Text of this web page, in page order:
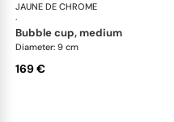
JAUNE DE CHROME
·
bubble cup, medium
Diameter: 9 cm
169 €